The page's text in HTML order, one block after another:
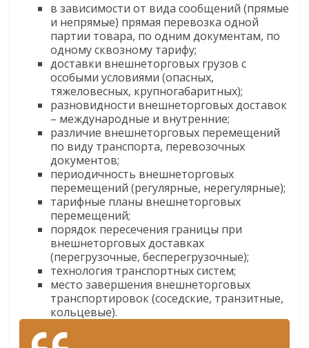
в зависимости от вида сообщений (прямые
и непрямые) прямая перевозка одной
партии товара, по одним документам, по
одному сквозному тарифу;
доставки внешнеторговых грузов с
особыми условиями (опасных,
тяжеловесных, крупногабаритных);
разновидности внешнеторговых доставок
– международные и внутренние;
различие внешнеторговых перемещений
по виду транспорта, перевозочных
документов;
периодичность внешнеторговых
перемещений (регулярные, нерегулярные);
тарифные планы внешнеторговых
перемещений;
порядок пересечения границы при
внешнеторговых доставках
(перегрузочные, бесперегрузочные);
технология транспортных систем;
место завершения внешнеторговых
транспортировок (соседские, транзитные,
кольцевые).